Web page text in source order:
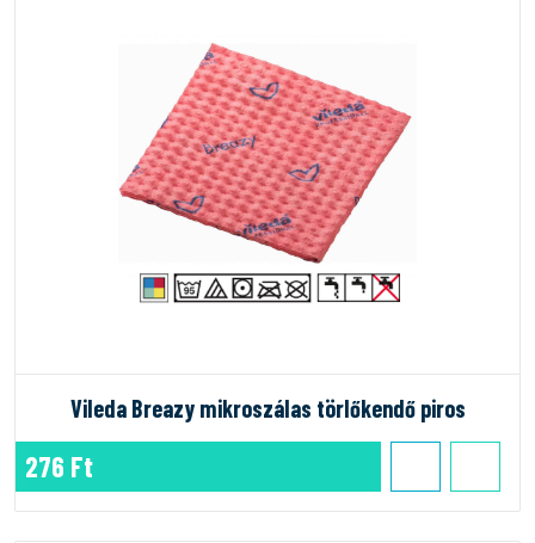
Vileda Breazy mikroszálas törlőkendő piros
276 Ft